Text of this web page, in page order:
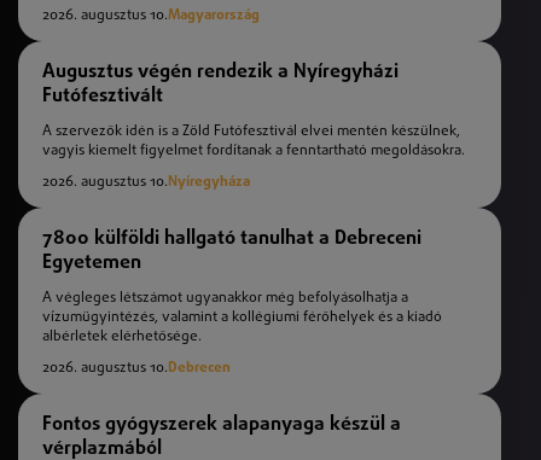
2026. augusztus 10.Magyarország
Augusztus végén rendezik a Nyíregyházi
Futófesztivált
A szervezők idén is a Zöld Futófesztivál elvei mentén készülnek,
vagyis kiemelt figyelmet fordítanak a fenntartható megoldásokra.
2026. augusztus 10. Nyíregyháza
7800 külföldi hallgató tanulhat a Debreceni
Egyetemen
A végleges létszámot ugyanakkor még befolyásolhatja a
vízumügyintézés, valamint a kollégiumi férőhelyek és a kiadó
albérletek elérhetősége.
2026. augusztus 10.Debrecen
Fontos gyógyszerek alapanyaga készül a
vérplazmából